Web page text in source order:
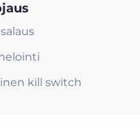
kill switch